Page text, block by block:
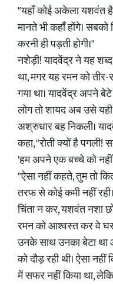
"यहाँ कोई अकेला यशवंत
मानते भी कहाँ होंगे।
करनी ही पड़ती होगी।"
नशेड़ी! यादवेंद्र ने यह
था, मगर यह रमन को
गया था। यादवेंद्र अपने
लोग तो शायद अब उसे
अश्रुधार बह निकली।
कहा, "रोती क्यों है पगली!
'हम अपने एक बच्चे को
"ऐसा नहीं कहते, तुम तो
तरफ से कोई कमी नहीं
चिंता न कर, यशवंत नशा
रमन को आश्वस्त कर वे
उनके साथ उनका बेटा
को दौड़ रही थी। ऐसा
में सफर नहीं किया था,